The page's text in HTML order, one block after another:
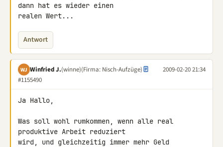
dann hat es wieder einen
realen Wert...
Antwort
WJ Winfried J.(winne)(Firma: Nisch-Aufzüge)
2009-02-20 21:34
#1155490
Ja Hallo,
Was soll wohl rumkommen, wenn alle real
produktive Arbeit reduziert
wird, und gleichzeitig immer mehr Geld